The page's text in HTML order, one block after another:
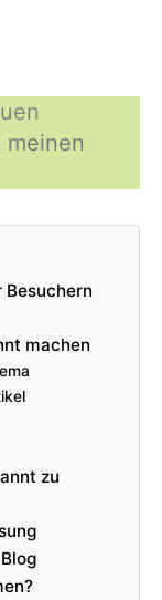
meinen
Besuchern
machen
zu